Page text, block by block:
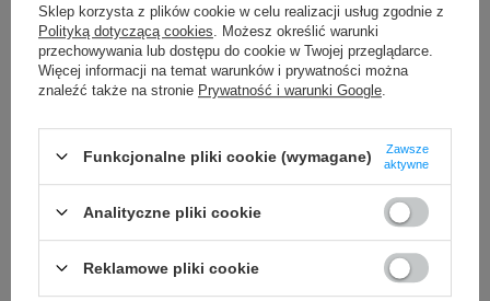
DYMO LabelManager LM 360D DYMO LabelManager LM 420P
DYMO LabelManager LM 500TS
Sklep korzysta z plików cookie w celu realizacji usług zgodnie z
Polityką dotyczącą cookies . Możesz określić warunki
przechowywania lub dostępu do cookie w Twojej przeglądarce.
Więcej informacji na temat warunków i prywatności można
znaleźć także na stronie Prywatność i warunki Google
Funkcjonalne pliki cookie (wymagane)
Zawsze
aktywne
Analityczne pliki cookie
Reklamowe pliki cookie